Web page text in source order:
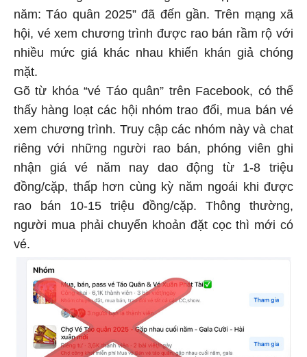
năm: Táo quân 2025” đã đến gần. Trên mạng xã
hội, vé xem chương trình được rao bán rầm rộ với
nhiều mức giá khác nhau khiến khán giả chóng
mặt.
Gõ từ khóa “vé Táo quân” trên Facebook, có thể
thấy hàng loạt các hội nhóm trao đổi, mua bán vé
xem chương trình. Truy cập các nhóm này và chat
riêng với những người rao bán, phóng viên ghi
nhận giá vé năm nay dao động từ 1-8 triệu
đồng/cặp, thấp hơn cùng kỳ năm ngoái khi được
rao bán 10-15 triệu đồng/cặp. Thông thường,
người mua phải chuyển khoản đặt cọc thì mới có
vé.